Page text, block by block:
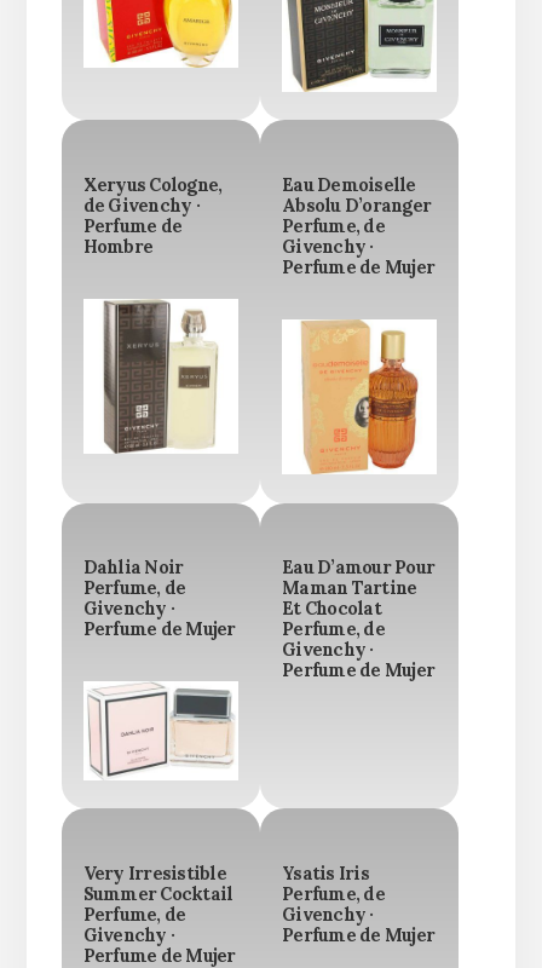
Xeryus Cologne,
de Givenchy ·
Perfume de
Hombre
Eau Demoiselle
Absolu D’oranger
Perfume, de
Givenchy ·
Perfume de Mujer
Dahlia Noir
Perfume, de
Givenchy ·
Perfume de Mujer
Eau D’amour Pour
Maman Tartine
Et Chocolat
Perfume, de
Givenchy ·
Perfume de Mujer
Very Irresistible
Summer Cocktail
Perfume, de
Givenchy ·
Perfume de Mujer
Ysatis Iris
Perfume, de
Givenchy ·
Perfume de Mujer